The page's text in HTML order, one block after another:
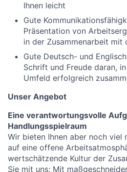
Ihnen leicht
Gute
Präsentation von
in der Zusammenarbeit mit
Gute Deutsch- und
Schrift und Freude daran,
Umfeld erfolgreich
Unser Angebot
Eine verantwortungsvolle
Handlungsspielraum
Wir bieten Ihnen aber noch viel
auf eine offene
wertschätzende Kultur der
Sie mit uns: Mit